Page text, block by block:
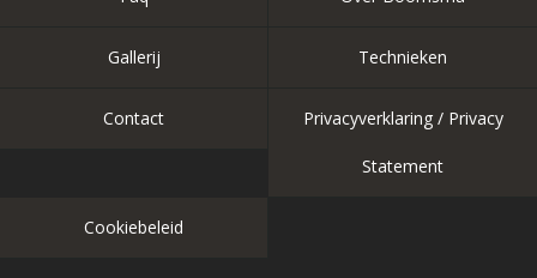
Gallerij Technieken
Contact Privacyverklaring / Privacy
Statement
Cookiebeleid